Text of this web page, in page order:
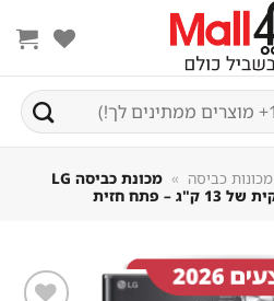
מכונות כביסה
מכונת כביסה LG